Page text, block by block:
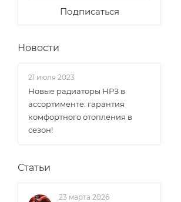
Подписаться
Новости
21 июля 2023
Новые радиаторы НРЗ в
ассортименте: гарантия
комфортного отопления в
сезон!
Статьи
23 марта 2026